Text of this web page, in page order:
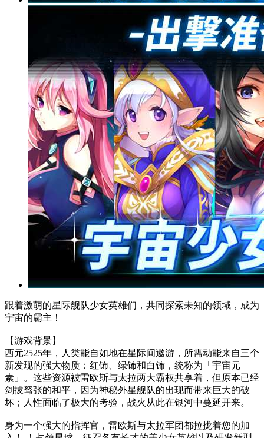
跟着激萌的星际舰队少女英雄们，共同探索未知的领域，成为
宇宙的霸主！
【游戏背景】
西元2525年，人类能自如地在星际间遨游，所需动能来自三个
新发现的强大物质：红钸、绿钸和白钸，统称为「宇宙元
素」。这些资源被雷欧斯与太拉两大霸权共享着，但原本已经
剑拔驽张的和平，因为神秘外星舰队的出现而带来巨大的破
坏；人性面临了极大的考验，战火从此在银河中蔓延开来。
身为一个强大的指挥官，雷欧斯与太拉军团都拉拢着您的加